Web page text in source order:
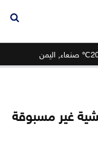
اليمن
غير مسبوقة